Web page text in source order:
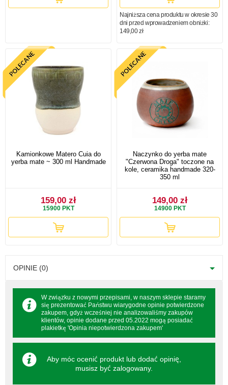
Najniższa cena produktu w okresie 30
dni przed wprowadzeniem obniżki:
149,00 zł
Kamionkowe Matero Cuia do
yerba mate ~ 300 ml Handmade
159,00 zł
15900PKT
Naczynko do yerba mate
"Czerwona Droga" toczone na
kole, ceramika handmade 320-
350 ml
149,00 zł
14900PKT
OPINIE (0)
W związku z nowymi przepisami, w naszym sklepie staramy
się prezentować Państwu wiarygodne opinie potwierdzone
zakupem, gdyż wcześniej nie analizowaliśmy zakupów
klientów, opinie dodane przed 05.2022 mogą posiadać
plakietkę 'Opinia niepotwierdzona zakupem'
Aby móc ocenić produkt lub dodać opinię,
musisz być zalogowany.